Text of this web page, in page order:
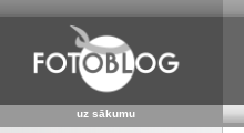
uz sākumu